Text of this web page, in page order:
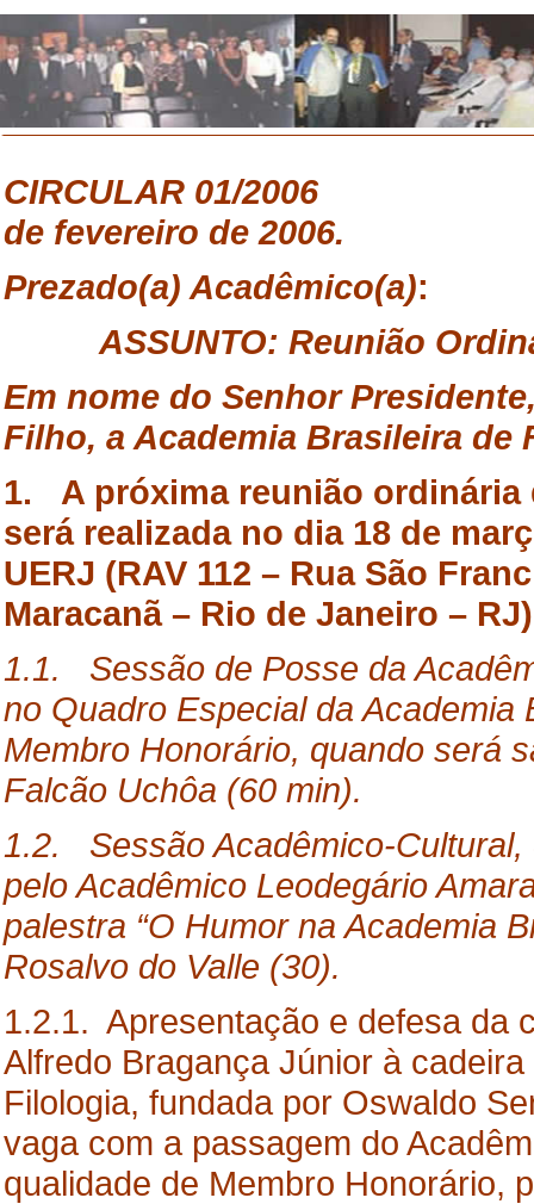
CIRCULAR 01/2006
de fevereiro de 2006.
Prezado(a) Acadêmico(a):
ASSUNTO: Reunião
Em nome do Senhor
Filho, a Academia Brasileira de
1. A próxima reunião ordinária
será realizada no dia 18 de
UERJ (RAV 112 – Rua São
Maracanã – Rio de Janeiro –
1.1. Sessão de Posse da
no Quadro Especial da Academia
Membro Honorário, quando será
Falcão Uchôa (60 min).
1.2. SessãoAcadêmico-
pelo Acadêmico Leodegário
palestra “O Humor na Academia
Rosalvo do Valle (30).
1.2.1. Apresentação e defesa da
Alfredo Bragança Júnior à
Filologia, fundada por Oswaldo
vaga com a passagem do
qualidade de Membro Honorário,